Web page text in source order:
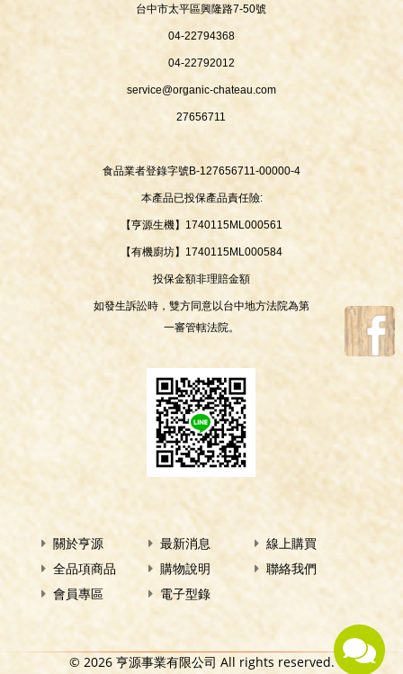
台中市太平區興隆路7-50號
04-22794368
04-22792012
service@organic-chateau.com
27656711
食品業者登錄字號B-127656711-00000-4
本產品已投保產品責任險:
【亨源生機】1740115ML000561
【有機廚坊】1740115ML000584
投保金額非理賠金額
如發生訴訟時，雙方同意以台中地方法院為第
一審管轄法院。
關於亨源 最新消息
線上購買
全品項商品
購物說明
聯絡我們
會員專區
電子型錄
© 2026 亨源事業有限公司 All rights reserved.